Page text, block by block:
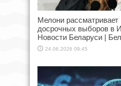
Мелони рассматривает
досрочных выборов в
Новости Беларуси |
24.06.2026 09:45